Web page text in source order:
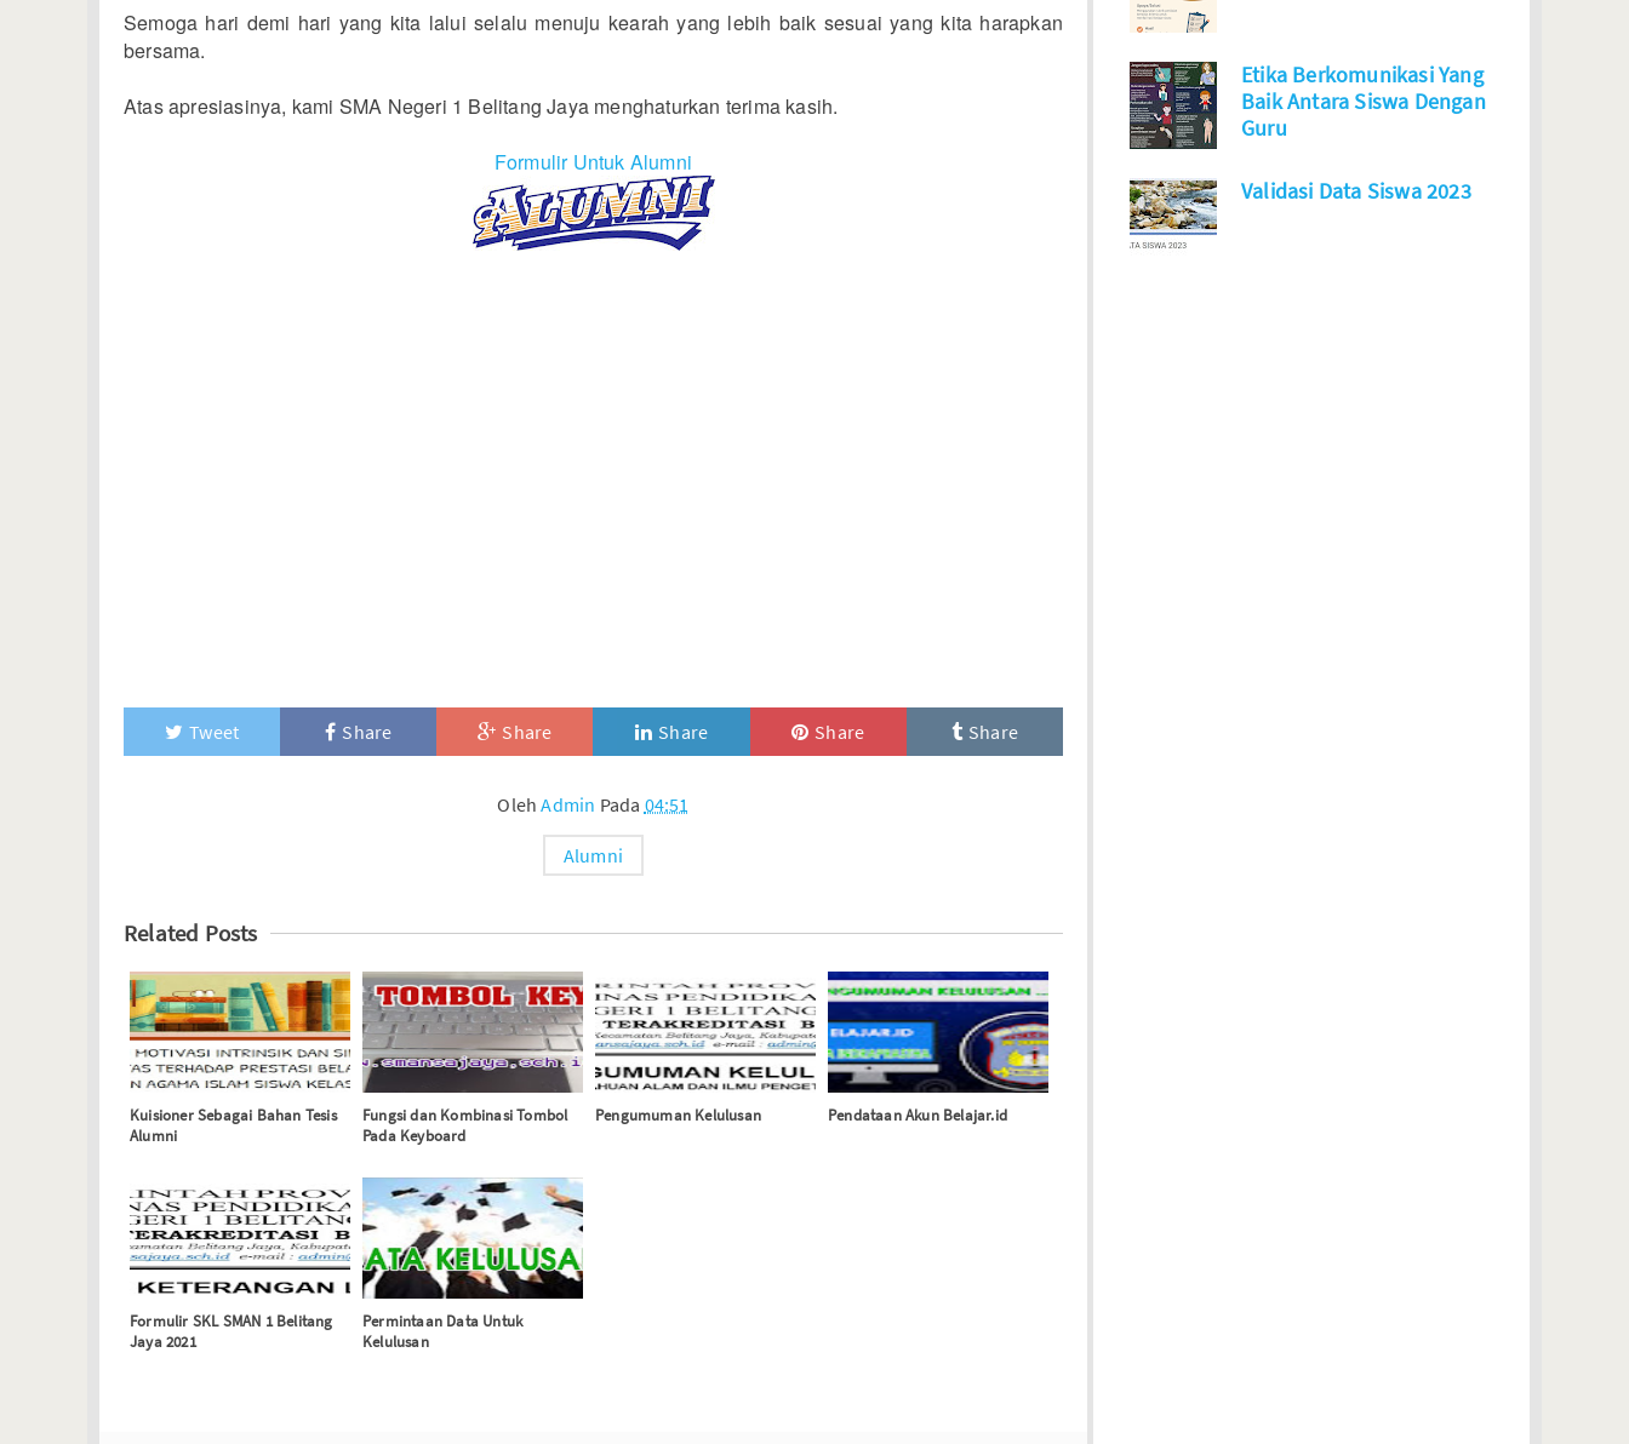
Semoga hari demi hari yang kita lalui selalu menuju kearah yang lebih baik sesuai yang kita harapkan
bersama.
Atas apresiasinya, kami SMA Negeri 1 Belitang Jaya menghaturkan terima kasih.
Formulir Untuk Alumni
Tweet Share Share Share Share Share
OlehAdmin Pada 04:51
Alumni
Related Posts
Kuisioner Sebagai Bahan Tesis
Alumni
Fungsi dan Kombinasi Tombol
Pada Keyboard
Pengumuman Kelulusan Pendataan Akun Belajar.id
Formulir SKL SMAN 1 Belitang
Jaya 2021
Permintaan Data Untuk
Kelulusan
Etika Berkomunikasi Yang
Baik Antara Siswa Dengan
Guru
Validasi Data Siswa 2023